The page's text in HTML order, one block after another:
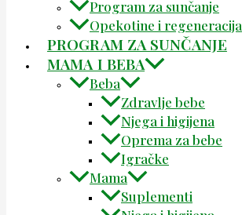
Program za sunčanje
Opekotine i regeneracija
PROGRAM ZA SUNČANJE
MAMA I BEBA
Beba
Zdravlje bebe
Njega i higijena
Oprema za bebe
Igračke
Mama
Suplementi